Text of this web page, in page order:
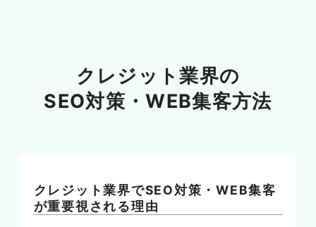
クレジット業界の
SEO対策・WEB集客方法
クレジット業界でSEO対策・WEB集客
が重要視される理由